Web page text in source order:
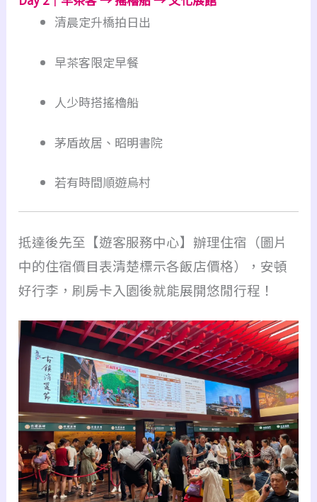
清晨定升橋拍日出
早茶客限定早餐
人少時搭搖櫓船
茅盾故居、昭明書院
若有時間順遊烏村
抵達後先至【遊客服務中心】辦理住宿（圖片
中的住宿價目表清楚標示各飯店價格），安頓
好行李，刷房卡入園後就能展開悠閒行程！